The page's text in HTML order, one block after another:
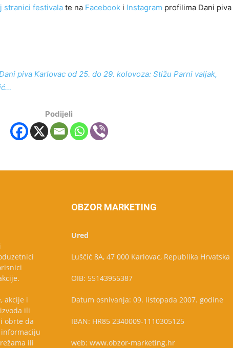
stranici festivala te na Facebook i Instagram profilima Dani piva
piva Karlovac od 25. do 29. kolovoza: Stižu Parni valjak,
Podijeli
akcije i
ili
obrte da
informaciju
ili
OBZOR MARKETING
Ured
Luščić 8A, 47 000 Karlovac, Republika Hrvatska
OIB: 55143955387
Datum osnivanja: 09. listopada 2007. godine
IBAN: HR85 2340009-1110305125
web: www.obzor-marketing.hr